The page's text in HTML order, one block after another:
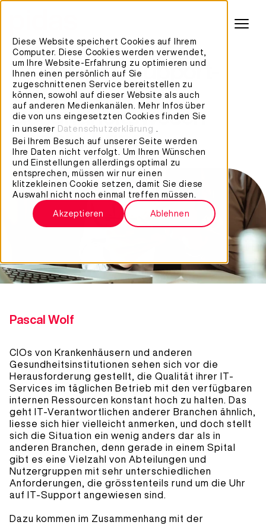
Diese Website speichert Cookies auf Ihrem
Computer. Diese Cookies werden verwendet,
um Ihre Website-Erfahrung zu optimieren und
Ihnen einen persönlich auf Sie
zugeschnittenen Service bereitstellen zu
können, sowohl auf dieser Website als auch
auf anderen Medienkanälen. Mehr Infos über
die von uns eingesetzten Cookies finden Sie
in unserer
Datenschutzerklärung .
Bei Ihrem Besuch auf unserer Seite werden
Ihre Daten nicht verfolgt. Um Ihren Wünschen
und Einstellungen allerdings optimal zu
entsprechen, müssen wir nur einen
klitzekleinen Cookie setzen, damit Sie diese
Auswahl nicht noch einmal treffen müssen.
Akzeptieren Ablehnen
Weshalb IT-Support-
Outsourcing im
Gesundheitswesen
Vorteile bringt
Pascal Wolf
CIOs von Krankenhäusern und anderen
Gesundheitsinstitutionen sehen sich vor die
Herausforderung gestellt, die Qualität ihrer IT-
Services im täglichen Betrieb mit den verfügbaren
internen Ressourcen konstant hoch zu halten. Das
geht IT-Verantwortlichen anderer Branchen ähnlich,
liesse sich hier vielleicht anmerken, und doch stellt
sich die Situation ein wenig anders dar als in
anderen Branchen, denn gerade in einem Spital
gibt es eine Vielzahl von Abteilungen und
Nutzergruppen mit sehr unterschiedlichen
Anforderungen, die grösstenteils rund um die Uhr
auf IT-Support angewiesen sind.
Dazu kommen im Zusammenhang mit der